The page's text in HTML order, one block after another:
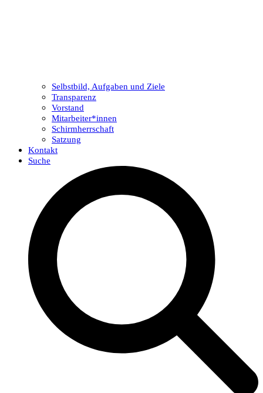
Selbstbild, Aufgaben und Ziele
Transparenz
Vorstand
Mitarbeiter*innen
Schirmherrschaft
Satzung
Kontakt
Suche